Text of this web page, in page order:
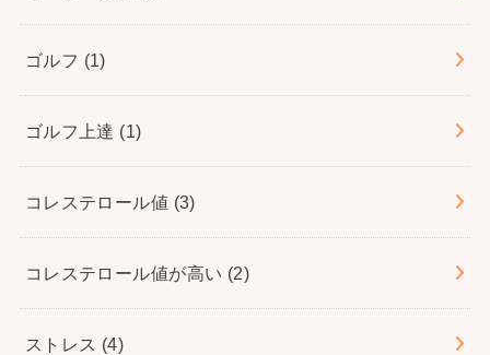
ゴルフ (1)
ゴルフ上達 (1)
コレステロール値 (3)
コレステロール値が高い (2)
ストレス (4)